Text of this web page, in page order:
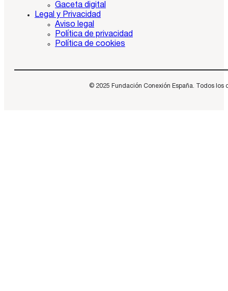
Gaceta digital
Legal y Privacidad
Aviso legal
Política de privacidad
Política de cookies
© 2025 Fundación Conexión España. Todos los